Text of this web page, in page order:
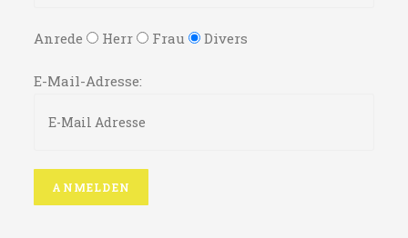
Anrede Herr Frau Divers
E-Mail-Adresse: